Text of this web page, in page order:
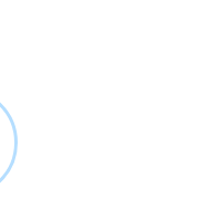
e luoghi ben
i professionisti